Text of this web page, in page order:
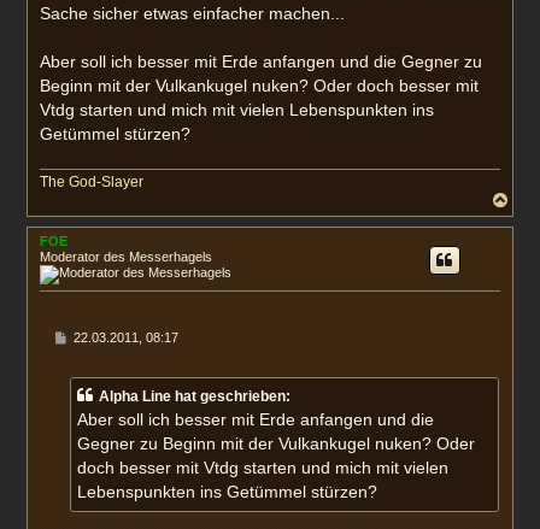
Sache sicher etwas einfacher machen...
Aber soll ich besser mit Erde anfangen und die Gegner zu
Beginn mit der Vulkankugel nuken? Oder doch besser mit
Vtdg starten und mich mit vielen Lebenspunkten ins
Getümmel stürzen?
The God-Slayer
a
c
FOE
Moderator des Messerhagels
B
t
22.03.2011, 08:17
Alpha Line hat geschrieben:
Aber soll ich besser mit Erde anfangen und die
Gegner zu Beginn mit der Vulkankugel nuken? Oder
doch besser mit Vtdg starten und mich mit vielen
Lebenspunkten ins Getümmel stürzen?